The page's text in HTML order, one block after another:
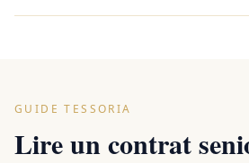
GUIDE TESSORIA
Lire un contrat